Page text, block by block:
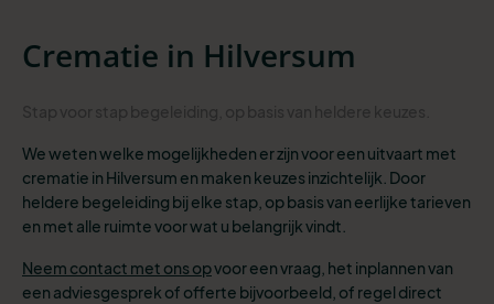
Crematie in Hilversum
We weten welke mogelijkheden er zijn voor een uitvaart met
crematie in Hilversum en maken keuzes inzichtelijk. Door
heldere begeleiding bij elke stap, op basis van eerlijke tarieven
en met alle ruimte voor wat u belangrijk vindt.
Neem contact met ons opvoor een vraag, het inplannen van
een adviesgesprek of offerte bijvoorbeeld, of regel direct